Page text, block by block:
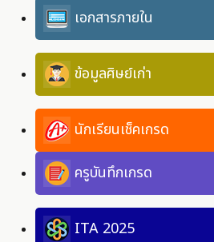
เอกสารภายใน
ข้อมูลศิษย์เก่า
นักเรียนเช็คเกรด
ครูบันทึกเกรด
ITA 2025